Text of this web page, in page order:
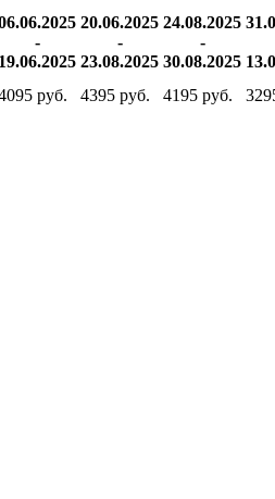
-
19.06.2025
20.06.2025
-
23.08.2025
24.08.2025
-
30.08.2025
руб. 4395 руб. 4195 руб.